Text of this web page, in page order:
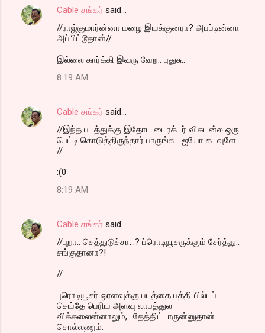
Cable சங்கர் said…
//ராஜ்குமார்ன்னா மழை இயக்குனரா? அபப்டின்னா
அப்பிட்டூதான்//
இல்லை கார்க்கி இவரு வேற.. புதுசு..
8:19 AM
Cable சங்கர் said…
//இந்த படத்துக்கு இதோட டைரக்டர் விகடன்ல ஒரு
பெட்டி கொடுத்திருந்தார் பாருங்க... ஐயோ கடவுளே...
//
:(0
8:19 AM
Cable சங்கர் said…
//புறா.. செத்துடுச்சா...? ப்ரொடியூசருக்கும் சேர்த்து..
சங்குதானா?!
//
புரொடியூசர் ஒரளவுக்கு படத்தை பத்தி பில்டப்
செய்தே பெரிய அளவு லாபத்துல
விக்கலைன்னாலும்,.. தேத்திட்டாருன்னுதான்
சொல்லணும்.